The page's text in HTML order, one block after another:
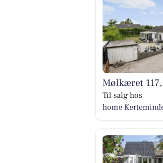
Mølkæret
Til salg hos
home